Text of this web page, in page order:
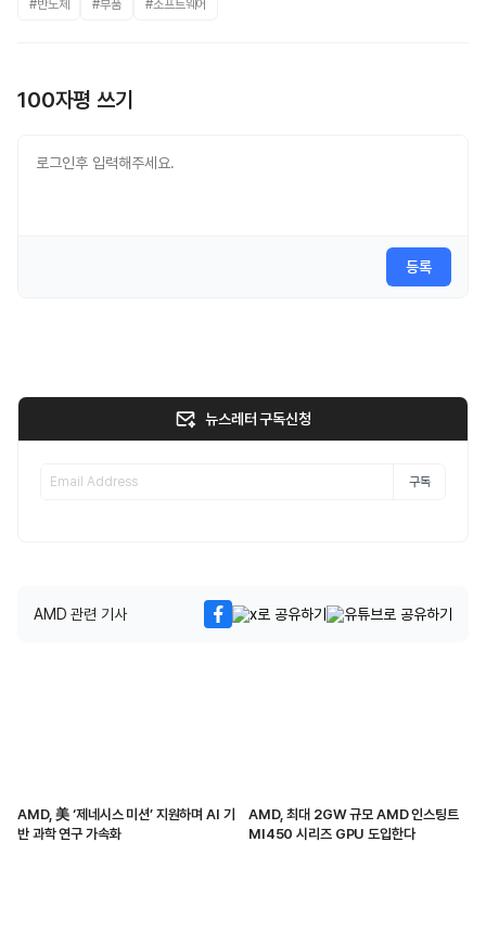
#반도체 #부품 #소프트웨어
100자평 쓰기
등록
뉴스레터 구독신청
구독
AMD 관련 기사
AMD, 美 ‘제네시스 미션’ 지원하며 AI 기
반 과학 연구 가속화
AMD, 최대 2GW 규모 AMD 인스팅트
MI450 시리즈 GPU 도입한다